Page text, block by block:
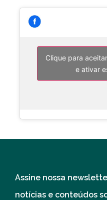
Clique para
e ativar
Assine nossa
notícias e conteúdos